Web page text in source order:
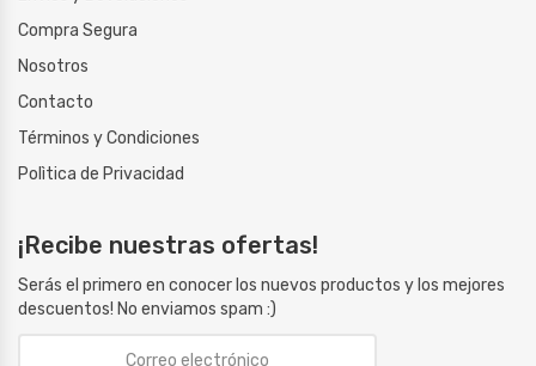
Compra Segura
Nosotros
Contacto
Términos y Condiciones
Polìtica de Privacidad
¡Recibe nuestras ofertas!
Serás el primero en conocer los nuevos productos y los mejores
descuentos! No enviamos spam :)